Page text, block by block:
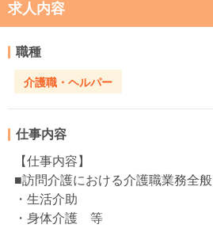
求人内容
職種
介護職・ヘルパー
仕事内容
【仕事内容】
■訪問介護における介護職業務全般
・生活介助
・身体介護 等